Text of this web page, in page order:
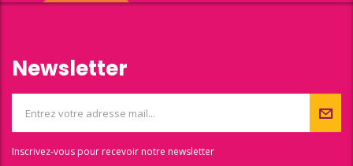
Newsletter
Inscrivez-vous pour recevoir notre newsletter